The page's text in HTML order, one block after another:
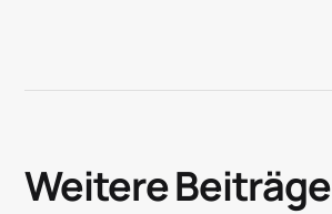
Weitere Beiträge